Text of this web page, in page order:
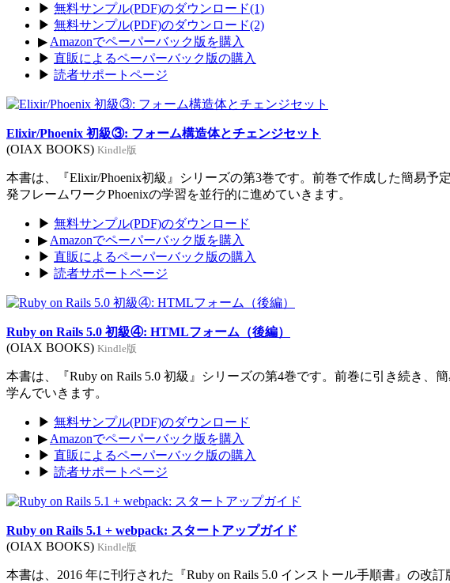
▶ 無料サンプル(PDF)のダウンロード(1)
▶ 無料サンプル(PDF)のダウンロード(2)
▶ Amazonでペーパーバック版を購入
▶ 直販によるペーパーバック版の購入
▶ 読者サポートページ
Elixir/Phoenix 初級③: フォーム構造体とチェンジセット
(OIAX BOOKS) Kindle版
本書は、『Elixir/Phoenix初級』シリーズの第3巻です。前巻で作成した簡易予
発フレームワークPhoenixの学習を並行的に進めていきます。
▶ 無料サンプル(PDF)のダウンロード
▶ Amazonでペーパーバック版を購入
▶ 直販によるペーパーバック版の購入
▶ 読者サポートページ
Ruby on Rails 5.0 初級④: HTMLフォーム（後編）
(OIAX BOOKS) Kindle版
本書は、『Ruby on Rails 5.0 初級』シリーズの第4巻です。前巻に引き続き、
学んでいきます。
▶ 無料サンプル(PDF)のダウンロード
▶ Amazonでペーパーバック版を購入
▶ 直販によるペーパーバック版の購入
▶ 読者サポートページ
Ruby on Rails 5.1 + webpack: スタートアップガイド
(OIAX BOOKS) Kindle版
本書は、2016 年に刊行された『Ruby on Rails 5.0 インストール手順書』の改